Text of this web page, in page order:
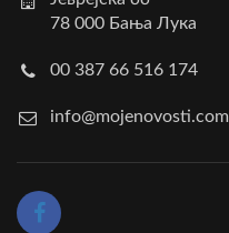
78 000 Бања Лука
00 387 66 516 174
info@mojenovosti.com